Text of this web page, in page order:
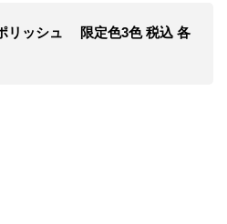
リッシュ 限定色3色 税込 各